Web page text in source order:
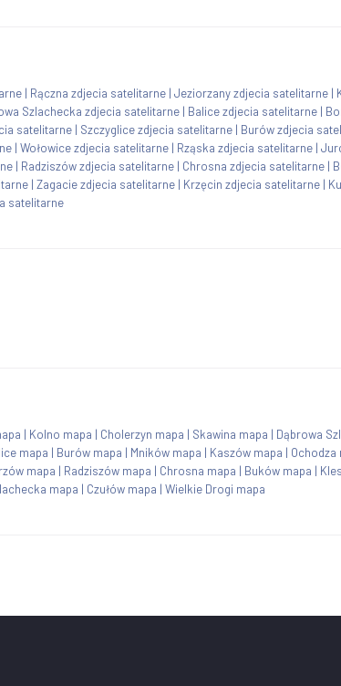
| Rączna zdjecia satelitarne | Jeziorzany zdjecia satelitarne |
Szlachecka zdjecia satelitarne | Balice zdjecia satelitarne |
satelitarne | Szczyglice zdjecia satelitarne | Burów zdjecia
| Wołowice zdjecia satelitarne | Rząska zdjecia satelitarne |
| Radziszów zdjecia satelitarne | Chrosna zdjecia satelitarne |
| Zagacie zdjecia satelitarne | Krzęcin zdjecia satelitarne |
satelitarne
| Kolno mapa | Cholerzyn mapa | Skawina mapa | Dąbrowa
mapa | Burów mapa | Mników mapa | Kaszów mapa | Ochodza
mapa | Radziszów mapa | Chrosna mapa | Buków mapa |
mapa | Czułów mapa | Wielkie Drogi mapa